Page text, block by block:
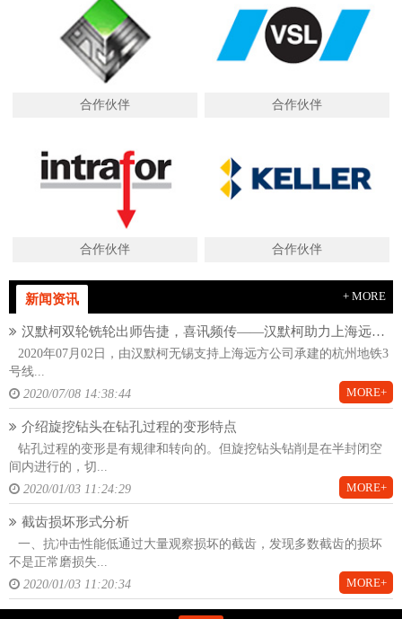
合作伙伴 合作伙伴
合作伙伴 合作伙伴
新闻资讯 + MORE
汉默柯双轮铣轮出师告捷，喜讯频传——汉默柯助力上海远方杭州地铁项目
2020年07月02日，由汉默柯无锡支持上海远方公司承建的杭州地铁3
号线...
2020/07/08 14:38:44
MORE+
介绍旋挖钻头在钻孔过程的变形特点
钻孔过程的变形是有规律和转向的。但旋挖钻头钻削是在半封闭空
间内进行的，切...
2020/01/03 11:24:29
MORE+
截齿损坏形式分析
一、抗冲击性能低通过大量观察损坏的截齿，发现多数截齿的损坏
不是正常磨损失...
2020/01/03 11:20:34
MORE+